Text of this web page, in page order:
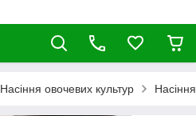
Насіння овочевих культур